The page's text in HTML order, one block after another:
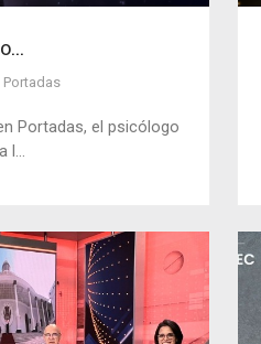
Portadas
Portadas, el psicólogo
l...